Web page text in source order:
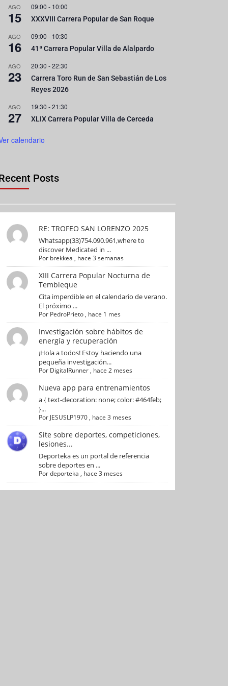
AGO
15
09:00 - 10:00
XXXVIII Carrera Popular de San Roque
AGO
16
09:00 - 10:30
41ª Carrera Popular Villa de Alalpardo
AGO
23
20:30 -22:30
Carrera Toro Run de San Sebastián de Los
Reyes 2026
AGO
27
19:30 -21:30
XLIX Carrera Popular Villa de Cerceda
calendario
Posts
RE: TROFEO SAN LORENZO 2025
Whatsapp(33)754.090.961,where to
discover Medicated in ...
Por brekkea , hace 3 semanas
XIII Carrera Popular Nocturna de
Tembleque
Cita imperdible en el calendario de verano.
El próximo ...
Por PedroPrieto , hace 1 mes
Investigación sobre hábitos de
energía y recuperación
¡Hola a todos! Estoy haciendo una
pequeña investigación...
Por DigitalRunner , hace 2 meses
Nueva app para entrenamientos
a { text-decoration: none; color: #464feb;
}...
Por JESUSLP1970 , hace 3 meses
Site sobre deportes, competiciones,
lesiones...
Deporteka es un portal de referencia
sobre deportes en ...
Pordeporteka , hace 3 meses